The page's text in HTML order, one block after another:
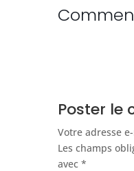
Poster le
Votre adresse
Les champs
avec *